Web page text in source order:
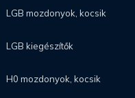
LGB mozdonyok, kocsik
LGB kiegészítők
H0 mozdonyok, kocsik